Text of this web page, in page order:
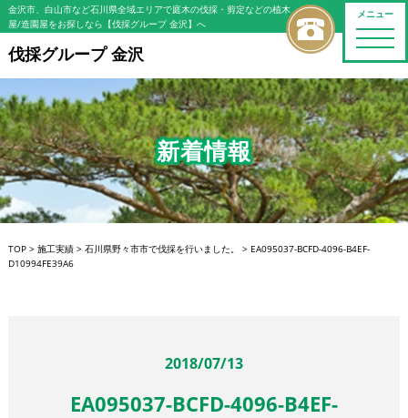
メニュー
toggle
金沢市、白山市など石川県全域エリアで庭木の伐採・剪定などの植木
屋/造園屋をお探しなら【伐採グループ 金沢】へ
伐採グループ 金沢
新着情報
TOP> 施工実績> 石川県野々市市で伐採を行いました。 > EA095037-BCFD-4096-B4EF-
D10994FE39A6
2018/07/13
EA095037-BCFD-4096-B4EF-